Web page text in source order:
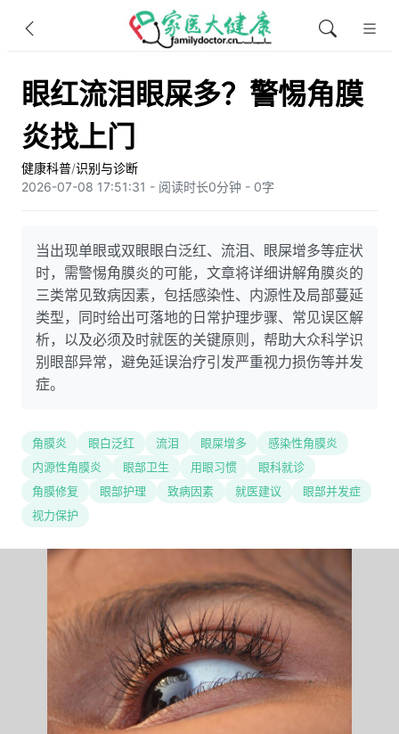
眼红流泪眼屎多？警惕角膜
炎找上门
健康科普/识别与诊断
2026-07-08 17:51:31 - 阅读时长0分钟 - 0字
当出现单眼或双眼眼白泛红、流泪、眼屎增多等症状
时，需警惕角膜炎的可能，文章将详细讲解角膜炎的
三类常见致病因素，包括感染性、内源性及局部蔓延
类型，同时给出可落地的日常护理步骤、常见误区解
析，以及必须及时就医的关键原则，帮助大众科学识
别眼部异常，避免延误治疗引发严重视力损伤等并发
症。
角膜炎 眼白泛红 流泪 眼屎增多
感染性角膜炎
内源性角膜炎
眼部卫生 用眼习惯
眼科就诊
角膜修复
眼部护理 致病因素 就医建议
眼部并发症
视力保护